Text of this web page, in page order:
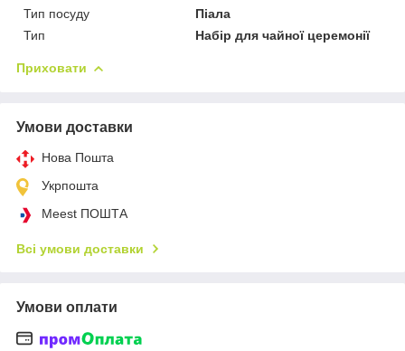
Тип посуду
Піала
Тип
Набір для чайної церемонії
Приховати
Умови доставки
Нова Пошта
Укрпошта
Meest ПОШТА
Всі умови доставки
Умови оплати